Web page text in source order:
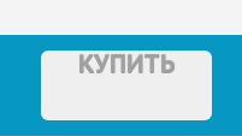
КУПИТЬ